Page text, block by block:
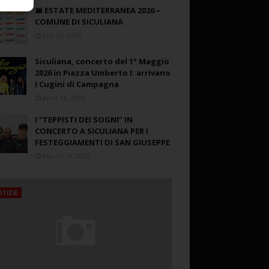
📅 ESTATE MEDITERRANEA 2026 –
COMUNE DI SICULIANA
Siculiana, concerto del 1° Maggio
2026 in Piazza Umberto I: arrivano
I Cugini di Campagna
I “TEPPISTI DEI SOGNI” IN
CONCERTO A SICULIANA PER I
FESTEGGIAMENTI DI SAN GIUSEPPE